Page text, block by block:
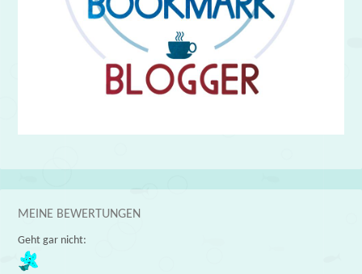
MEINE BEWERTUNGEN
Geht gar nicht: